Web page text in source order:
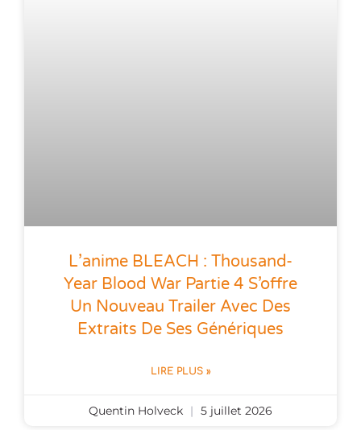
L’anime BLEACH : Thousand-
Year Blood War Partie 4 S’offre
Un Nouveau Trailer Avec Des
Extraits De Ses Génériques
LIRE PLUS »
Quentin Holveck 5 juillet 2026